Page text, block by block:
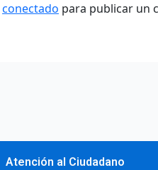
conectado para publicar un
Atención al Ciudadano